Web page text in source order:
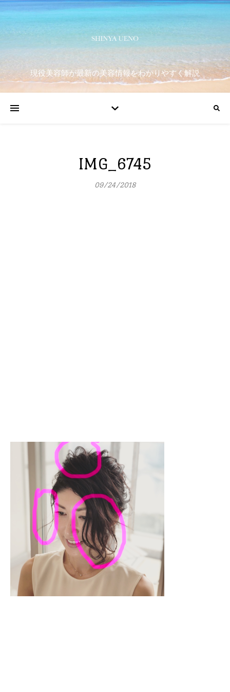
現役美容師が最新の美容情報をわかりやすく解説
IMG_6745
09/24/2018